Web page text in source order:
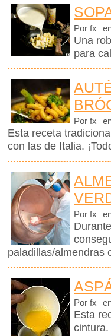
Por fx
Una
para
Por fx
Esta receta
con las de Italia.
Por fx
paladillas/almendras
Por fx
Esta
cintura.